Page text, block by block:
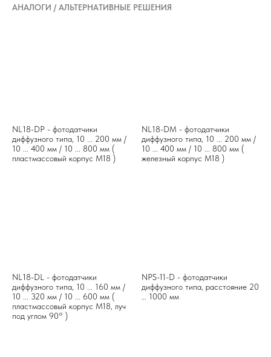
АНАЛОГИ / АЛЬТЕРНАТИВНЫЕ РЕШЕНИЯ
NL18-DP - фотодатчики
диффузного типа, 10 ... 200 мм /
10 ... 400 мм / 10 ... 800 мм (
пластмассовый корпус М18 )
NL18-DM - фотодатчики
диффузного типа, 10 ... 200 мм /
10 ... 400 мм / 10 ... 800 мм (
железный корпус М18 )
NL18-DL - фотодатчики
диффузного типа, 10 ... 160 мм /
10 ... 320 мм / 10 ... 600 мм (
пластмассовый корпус М18, луч
под углом 90° )
NPS-11-D - фотодатчики
диффузного типа, расстояние 20
… 1000 мм